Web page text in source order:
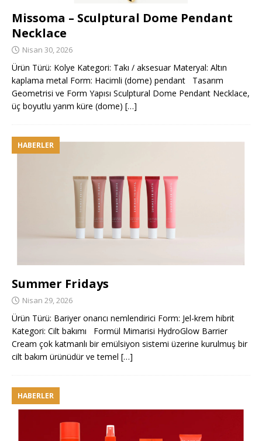
Missoma – Sculptural Dome Pendant
Necklace
Nisan 30, 2026
Ürün Türü: Kolye Kategori: Takı / aksesuar Materyal: Altın
kaplama metal Form: Hacimli (dome) pendant Tasarım
Geometrisi ve Form Yapısı Sculptural Dome Pendant Necklace,
üç boyutlu yarım küre (dome) […]
HABERLER
Summer Fridays
Nisan 29, 2026
Ürün Türü: Bariyer onarıcı nemlendirici Form: Jel-krem hibrit
Kategori: Cilt bakımı Formül Mimarisi HydroGlow Barrier
Cream çok katmanlı bir emülsiyon sistemi üzerine kurulmuş bir
cilt bakım ürünüdür ve temel […]
HABERLER